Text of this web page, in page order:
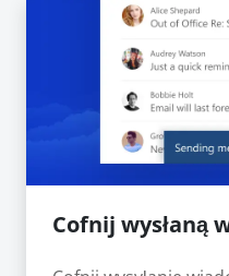
Cofnij wysłaną